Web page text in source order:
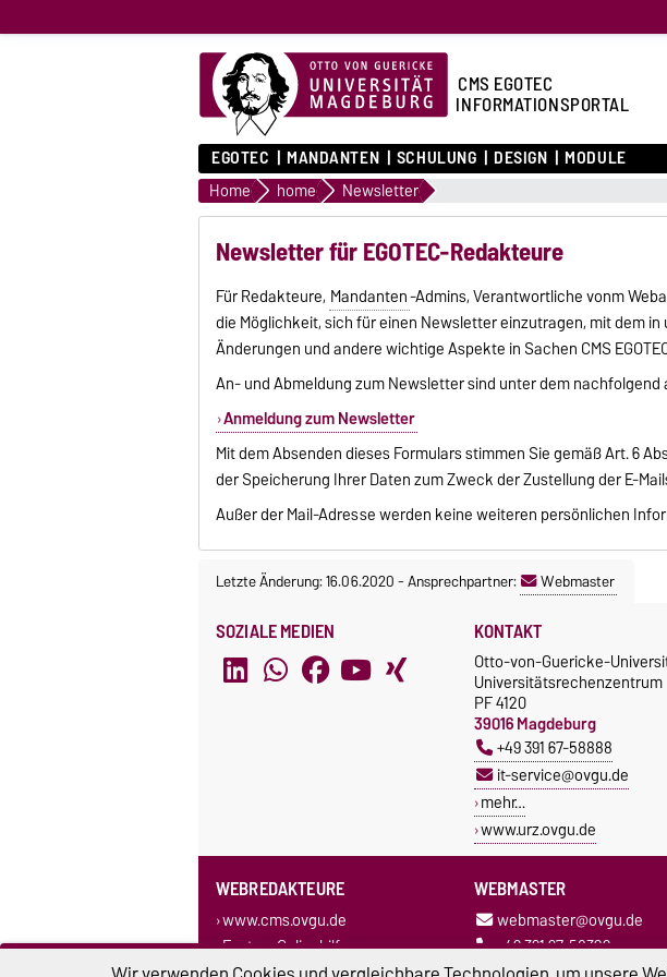
CMS EGOTEC
INFORMATIONSPORTAL
EGOTEC MANDANTEN SCHULUNG DESIGN MODULE
Home home Newsletter
Newsletter für EGOTEC-Redakteure
Für Redakteure, Mandanten-Admins, Verantwortliche vonm
die Möglichkeit, sich für einen Newsletter einzutragen, mit dem
Änderungen und andere wichtige Aspekte in Sachen CMS
An- und Abmeldung zum Newsletter sind unter dem
Anmeldung zum Newsletter
Mit dem Absenden dieses Formulars stimmen Sie gemäß Art. 6
der Speicherung Ihrer Daten zum Zweck der Zustellung der E-
Außer der Mail-Adresse werden keine weiteren persönlichen
Letzte Änderung: 16.06.2020-Ansprechpartner: Webmaster
SOZIALE MEDIEN KONTAKT
Otto-von-Guericke-
Universitätsrechenzentrum
PF 4120
39016 Magdeburg
+49 391 67-58888
it-service@ovgu.de
mehr…
www.urz.ovgu.de
WEBREDAKTEURE
www.cms.ovgu.de
Egotec-Onlinehilfe
WEBMASTER
webmaster@ovgu.de
+49 391 67-58329